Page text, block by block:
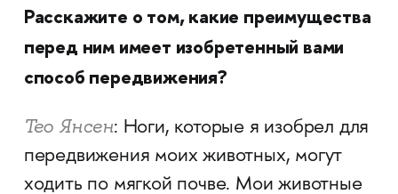
Расскажите о том, какие преимущества
перед ним имеет изобретенный вами
способ передвижения?
Тео Янсен: Ноги, которые я изобрел для
передвижения моих животных, могут
ходить по мягкой почве. Мои животные